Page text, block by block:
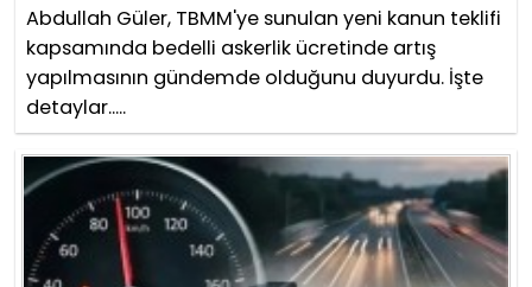
Abdullah Güler, TBMM'ye sunulan yeni kanun teklifi
kapsamında bedelli askerlik ücretinde artış
yapılmasının gündemde olduğunu duyurdu. İşte
detaylar.....